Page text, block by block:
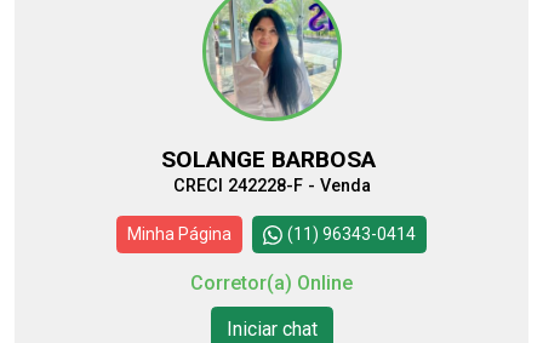
SOLANGE BARBOSA
CRECI 242228-F - Venda
Minha Página (11) 96343-0414
Corretor(a) Online
Iniciar chat